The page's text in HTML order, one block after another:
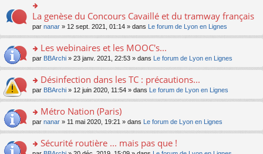
ré
c
e
nt
pl
u
s
ré
e
nt
o
n
le
u
s
ré
e
nt
a
e
n
o
n
le
u
s
ré
e
nt
e
s
a
g
e
n
o
lu
le
pl
u
s
e
s
ult
er
le
m
e
s
g
e
n
o
lu
pl
n
er
le
m
e
s
a
g
e
n
n
La genèse du Concours Cavaillé et du tramway français
par nanar » 12 sept. 2021, 01:14 » dans Le forum de Lyon en Lignes
o
n
ult
er
le
m
e
a
Les webinaires et les MOOC's...
par BBArchi » 23 janv. 2021, 22:53 » dans Le forum de Lyon en Lignes
o
n
ult
er
le
m
e
Désinfection dans les TC : précautions...
par BBArchi » 12 juin 2020, 11:54 » dans Le forum de Lyon en Lignes
o
n
ult
Métro Nation (Paris)
par nanar » 11 mai 2020, 19:21 » dans Le forum de Lyon en Lignes
Sécurité routière ... mais pas que !